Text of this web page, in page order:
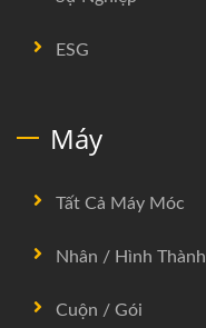
ESG
Máy
Tất Cả Máy Móc
Nhân / Hình Thành
Cuộn / Gói